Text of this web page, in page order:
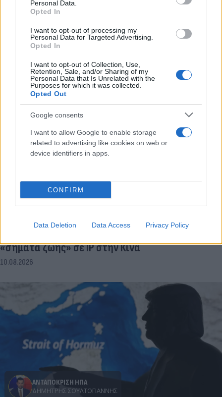
Personal Data.
Opted In
I want to opt-out of processing my
Personal Data for Targeted Advertising.
Opted In
I want to opt-out of Collection, Use,
Retention, Sale, and/or Sharing of my
Personal Data that Is Unrelated with the
Purposes for which it was collected.
Opted Out
Google consents
I want to allow Google to enable storage
related to advertising like cookies on web or
device identifiers in apps.
CONFIRM
Data Deletion Data Access Privacy Policy
γνωστού ξενοδοχείου – Έπεσε από τον 6ο όροφο
10.08.2026
«σήματα ζωής» σε IP στην Κίνα
10.08.2026
ΑΝΤΑΠΟΚΡΙΣΗ ΗΠΑ
ΔΗΜΉΤΡΗΣ ΣΟΥΛΤΟΓΙΆΝΝΗΣ